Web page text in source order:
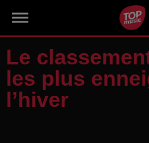
Le
les plus
l’hiver